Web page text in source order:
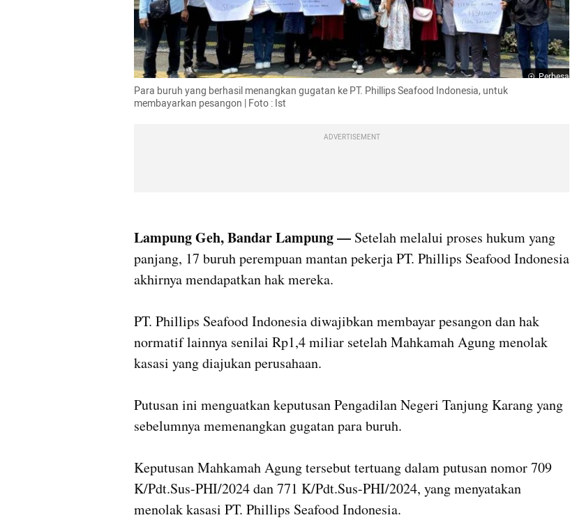
Perbesar
Para buruh yang berhasil menangkan gugatan ke PT. Phillips Seafood Indonesia, untuk
membayarkan pesangon | Foto : Ist
ADVERTISEMENT
Lampung Geh, Bandar Lampung — Setelah melalui proses hukum yang
panjang, 17 buruh perempuan mantan pekerja PT. Phillips Seafood Indonesia
akhirnya mendapatkan hak mereka.
PT. Phillips Seafood Indonesia diwajibkan membayar pesangon dan hak
normatif lainnya senilai Rp1,4 miliar setelah Mahkamah Agung menolak
kasasi yang diajukan perusahaan.
Putusan ini menguatkan keputusan Pengadilan Negeri Tanjung Karang yang
sebelumnya memenangkan gugatan para buruh.
Keputusan Mahkamah Agung tersebut tertuang dalam putusan nomor 709
K/Pdt.Sus-PHI/2024 dan 771 K/Pdt.Sus-PHI/2024, yang menyatakan
menolak kasasi PT. Phillips Seafood Indonesia.